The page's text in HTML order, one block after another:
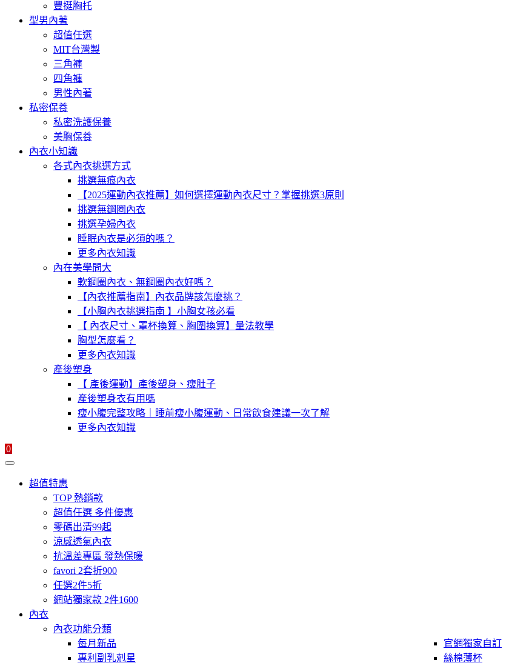
豐挺胸托
型男內著
超值任選
MIT台灣製
三角褲
四角褲
男性內著
私密保養
私密洗護保養
美胸保養
內衣小知識
各式內衣挑選方式
挑選無痕內衣
【2025運動內衣推薦】如何選擇運動內衣尺寸？掌握挑選3原則
挑選無鋼圈內衣
挑選孕婦內衣
睡眠內衣是必須的嗎？
更多內衣知識
內在美學問大
軟鋼圈內衣、無鋼圈內衣好嗎？
【內衣推薦指南】內衣品牌該怎麼挑？
【小胸內衣挑選指南 】小胸女孩必看
【 內衣尺寸、罩杯換算、胸圍換算】量法教學
胸型怎麼看？
更多內衣知識
產後塑身
【 產後運動】產後塑身、瘦肚子
產後塑身衣有用嗎
瘦小腹完整攻略｜睡前瘦小腹運動、日常飲食建議一次了解
更多內衣知識
0
超值特惠
TOP 熱銷款
超值任選 多件優惠
零碼出清99起
涼感透氣內衣
抗溫差專區 發熱保暖
favori 2套折900
任選2件5折
網站獨家款 2件1600
內衣
內衣功能分類
每月新品
官網獨家自訂
專利副乳剋星
絲棉薄杯